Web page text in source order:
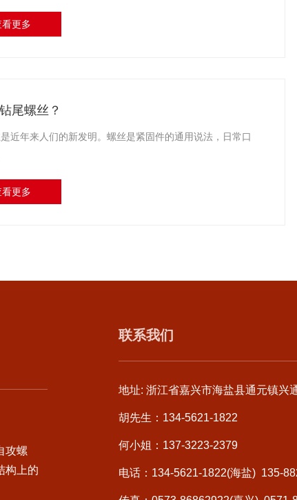
工，钻孔、攻丝、固定锁，自攻螺丝仅一次完成。
看更多
尾螺丝？
近年来人们的新发明。螺丝是紧固件的通用说法，日常口
材料上钻孔、 攻丝、锁紧，大幅节约施工时间。比较普通螺
看更多
攻螺
构上的
联系我们
地址: 浙江省嘉兴市海盐县通元镇兴
胡先生：134-5621-1822
何小姐：137-3223-2379
电话：134-5621-1822(海盐) 135-